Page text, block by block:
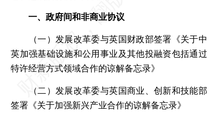
一、政府间和非商业协议
（一）发展改革委与英国财政部签署《关于中
英加强基础设施和公用事业及其他投融资包括通过
特许经营方式领域合作的谅解备忘录》
（二）发展改革委与英国商业、创新和技能部
签署《关于加强新兴产业合作的谅解备忘录》